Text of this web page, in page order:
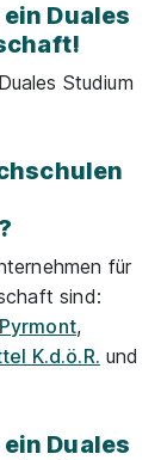
Duales
Studium
für
sind:
,
K.d.ö.R. und
Duales